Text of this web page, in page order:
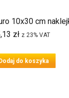
10x30 cm
zł z 23% VAT
Dodaj do koszyka